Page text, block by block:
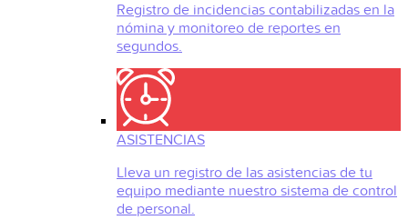
Registro de incidencias contabilizadas en la
nómina y monitoreo de reportes en
segundos.
ASISTENCIAS
Lleva un registro de las asistencias de tu
equipo mediante nuestro sistema de control
de personal.